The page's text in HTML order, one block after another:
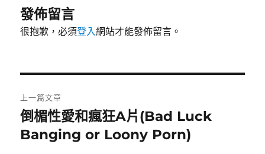
發佈留言
很抱歉，必須登入網站才能發佈留言。
章
導
上一篇文章
上
一
倒楣性愛和瘋狂A片(Bad Luck
Banging or Loony Porn)